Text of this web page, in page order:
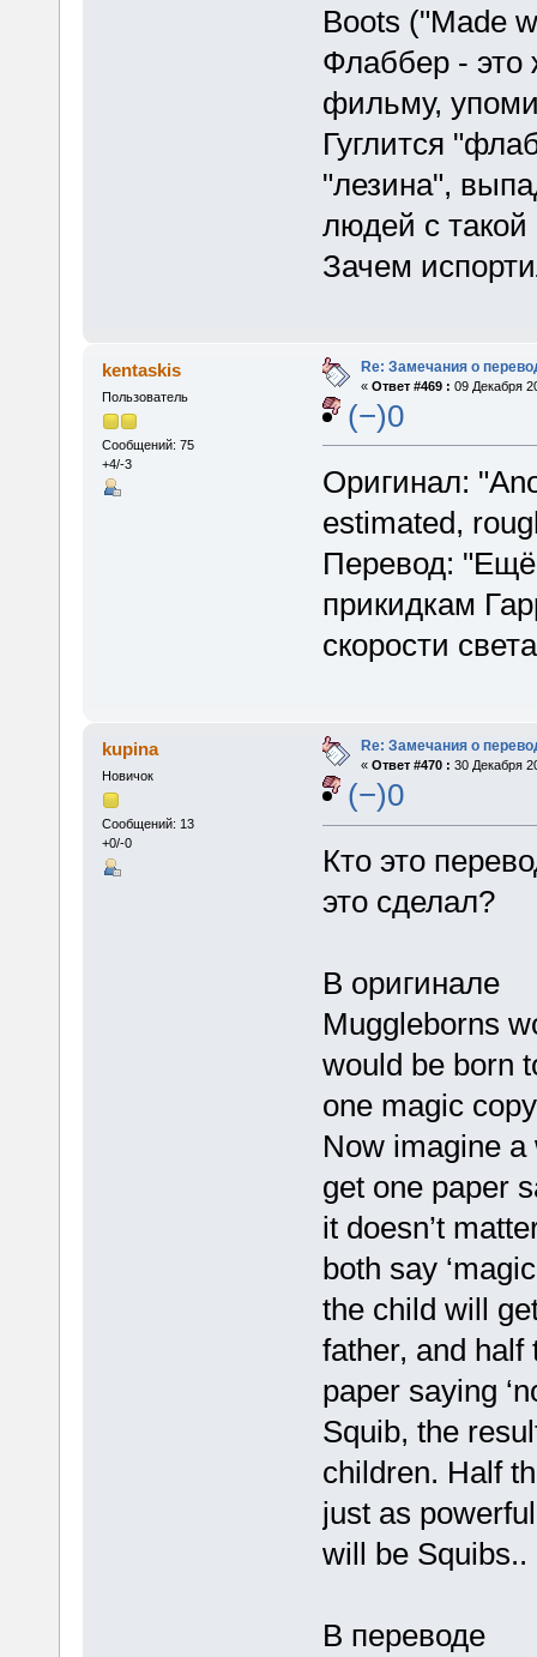
Boots ("Made
Флаббер - это
фильму,
Гуглится
"лезина",
людей с
Зачем
kentaskis
Пользователь
Сообщений: 75
+4/-3
Re: Замечания о
« Ответ #469 : 09 Декабря
(−)0
Оригинал:
estimated,
Перевод: "Ещё
прикидкам
скорости
kupina
Новичок
Сообщений: 13
+0/-0
Re: Замечания о
« Ответ #470 : 30 Декабря
(−)0
Кто это
это сделал?
В оригинале
Muggleborns
would be born
one magic
Now imagine
get one paper
it doesn’t
both say
the child will
father, and half
paper saying
Squib, the
children. Half
just as
will be Squibs..
В переводе